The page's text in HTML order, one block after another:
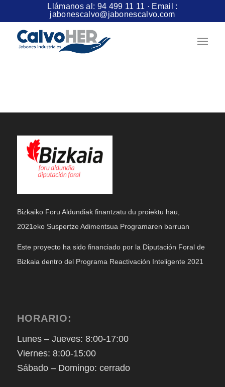
Llámanos al: 94 499 11 11 · Email :
jabonescalvo@jabonescalvo.com
Bizkaiko Foru Aldundiak finantzatu du proiektu hau,
2021eko Suspertze Adimentsua Programaren barruan
Este proyecto ha sido financiado por la Diputación Foral de
Bizkaia dentro del Programa Reactivación Inteligente 2021
HORARIO:
Lunes – Jueves: 8:00-17:00
Viernes: 8:00-15:00
Sábado – Domingo: cerrado